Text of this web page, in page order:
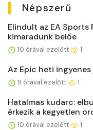
Népszerű
Elindult az EA Sports
kimaradunk belőe
10 órával ezelőtt 1
Az Epic heti
9 órával ezelőtt 1
Hatalmas kudarc:
érkezik a kegyetlen
10 órával ezelőtt 1